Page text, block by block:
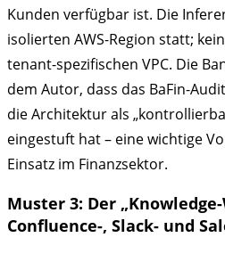
Kunden verfügbar ist. Die
isolierten AWS-Region statt;
tenant-spezifischen VPC. Die
dem Autor, dass das BaFin-
die Architektur als
eingestuft hat – eine wichtige
Einsatz im Finanzsektor.
Muster 3: Der
Confluence-, Slack- und